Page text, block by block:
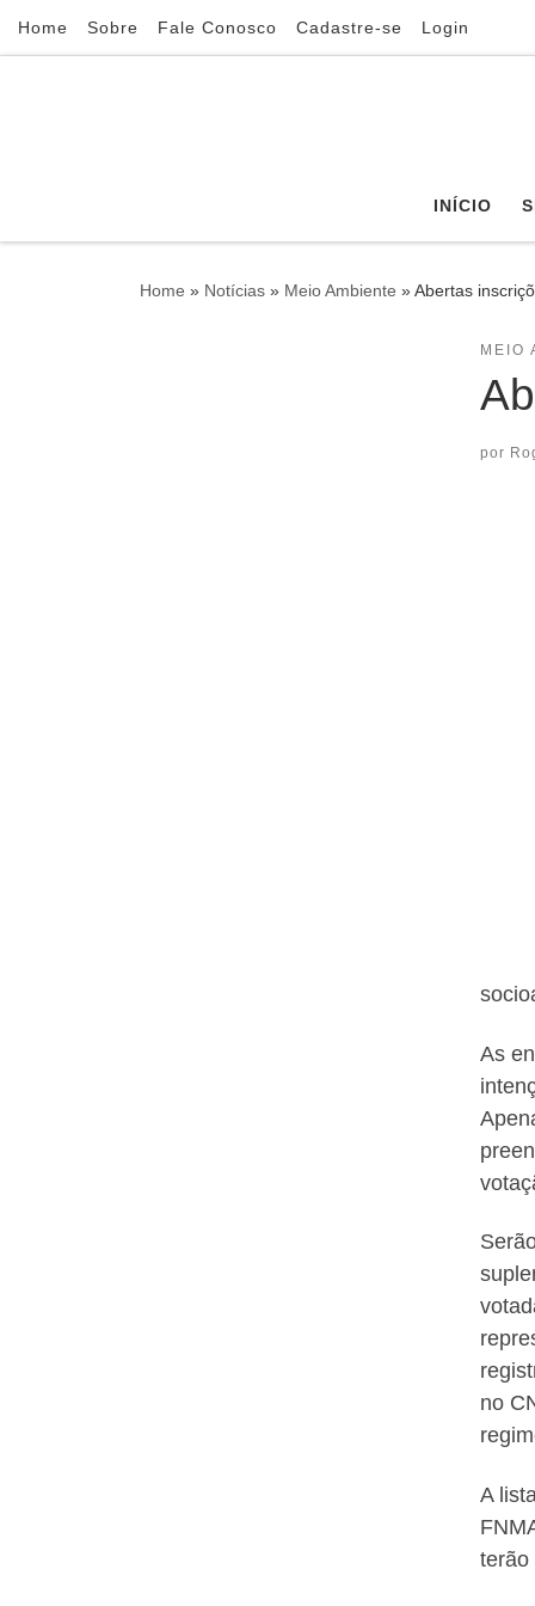
Skip to content
Home Sobre Fale Conosco Cadastre-se Login
INÍCIO
Home » Notícias » Meio Ambiente »Abertas
MEIO
por
As
no
A
terão